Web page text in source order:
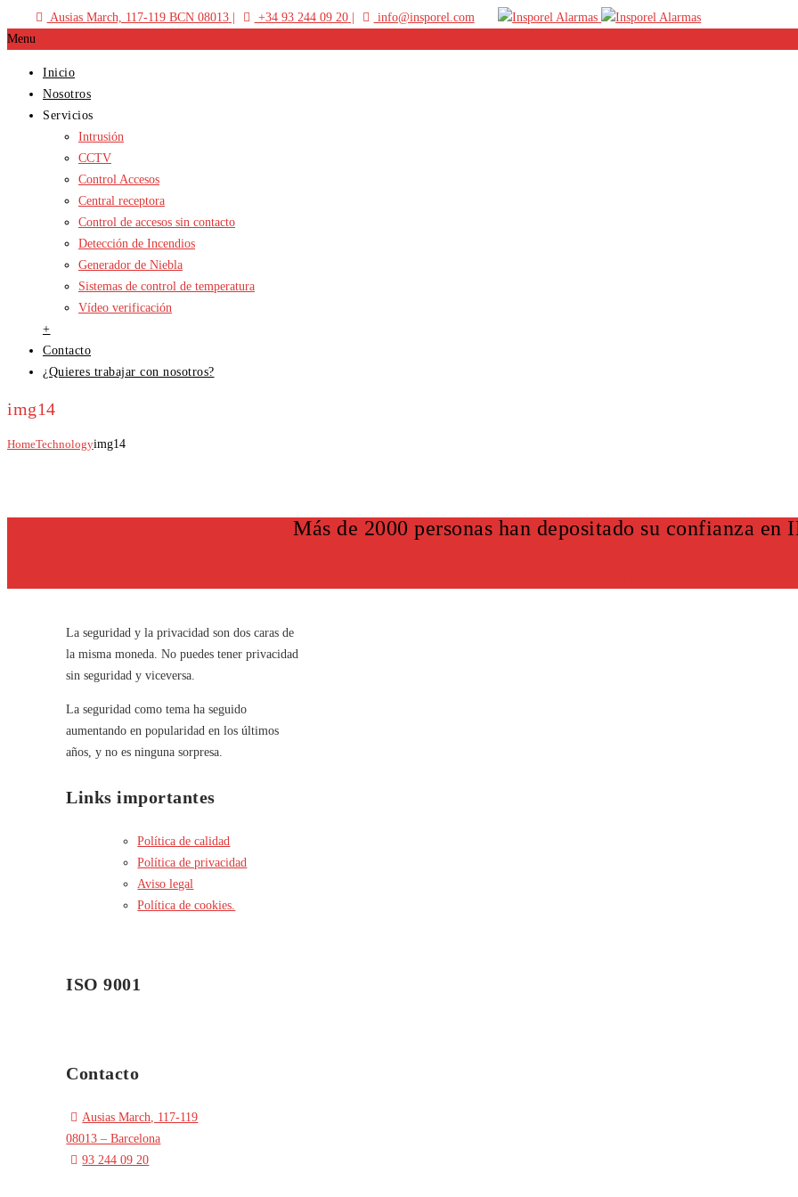
Ausias March, 117-119 BCN 08013 +34 93 244 09 20
info@insporel.com
Menu
Inicio
Nosotros
Servicios
Intrusión
CCTV
Control Accesos
Central receptora
Control de accesos sin contacto
Detección de Incendios
Generador de Niebla
Sistemas de control de temperatura
Vídeo verificación
+
Contacto
¿Quieres trabajar con nosotros?
img14
HomeTechnologyimg14
Más de 2000 personas han depositado su confianza en
La seguridad y la privacidad son dos caras de
la misma moneda. No puedes tener privacidad
sin seguridad y viceversa.
La seguridad como tema ha seguido
aumentando en popularidad en los últimos
años, y no es ninguna sorpresa.
Links importantes
Política de calidad
Política de privacidad
Aviso legal
Política de cookies.
ISO 9001
Contacto
Ausias March, 117-119
08013 – Barcelona
93 244 09 20